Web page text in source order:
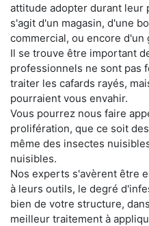
attitude adopter durant leur
s'agit d'un magasin, d'une
commercial, ou encore d'un
Il se trouve être important
professionnels ne sont pas
traiter les cafards rayés,
pourraient vous envahir.
Vous pourrez nous faire
prolifération, que ce soit
même des insectes
nuisibles.
Nos experts s'avèrent être
à leurs outils, le degré
bien de votre structure,
meilleur traitement à